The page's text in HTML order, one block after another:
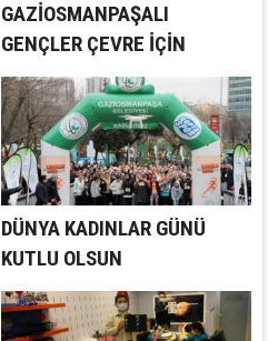
GAZİOSMANPAŞALI
GENÇLER ÇEVRE İÇİN
YÜRÜDÜ
DÜNYA KADINLAR GÜNÜ
KUTLU OLSUN